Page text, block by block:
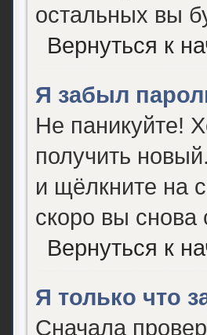
остальных вы
Вернуться к
Я забыл
Не паникуйте!
получить
и щёлкните на
скоро вы
Вернуться к
Я только что
Сначала